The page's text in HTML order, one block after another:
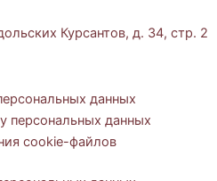
Курсантов, д. 34, стр. 2
данных
персональных данных
cookie-файлов